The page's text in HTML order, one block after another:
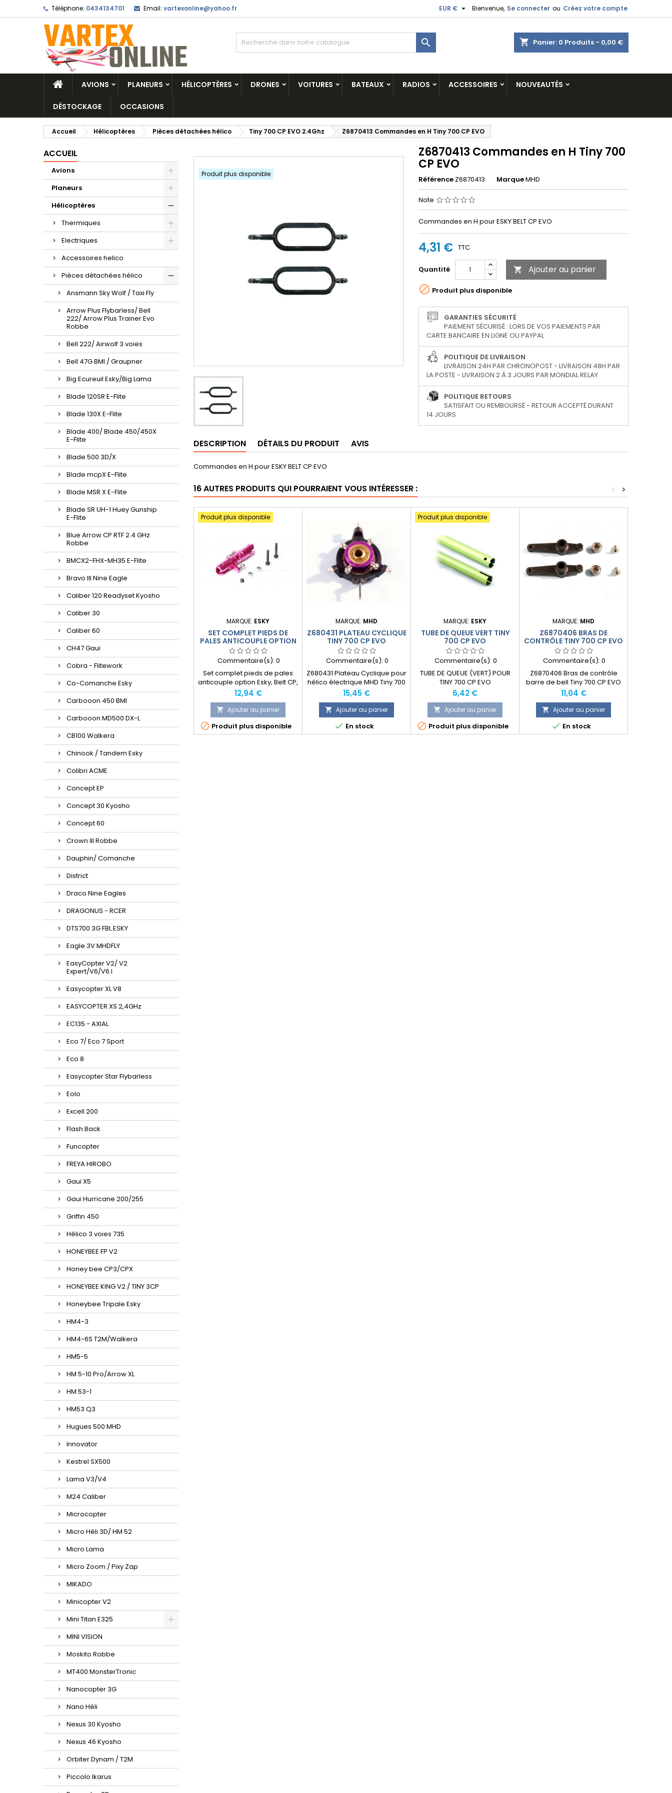
Téléphone: 0434134701 Email: vartexonline@yahoo.fr Bienvenue, Se connecter ou Créez votre compte
EUR € 
shopping_cart Panier: 0 Produits - 0,00 €

AVIONS PLANEURS HÉLICOPTÈRES DRONES VOITURES BATEAUX RADIOS ACCESSOIRES NOUVEAUTÉS
DÉSTOCKAGE OCCASIONS
Accueil Hélicoptères Pièces détachées hélico Tiny 700 CP EVO 2.4Ghz Z6870413 Commandes en H Tiny 700 CP EVO
ACCUEIL
Avions
Planeurs
Hélicoptères
Thermiques
Electriques
Accessoires helico
Pièces détachées hélico
Ansmann Sky Wolf / Taxi Fly
Arrow Plus Flybarless/ Bell
222/ Arrow Plus Trainer Evo
Robbe
Bell 222/ Airwolf 3 voies
Bell 47G BMI / Graupner
Big Ecureuil Esky/Big Lama
Blade 120SR E-Flite
Blade 130X E-Flite
Blade 400/ Blade 450/450X
E-Flite
Blade 500 3D/X
Blade mcpX E-Flite
Blade MSR X E-Flite
Blade SR UH-1 Huey Gunship
E-Flite
Blue Arrow CP RTF 2.4 GHz
Robbe
BMCX2-FHX-MH35 E-Flite
Bravo III Nine Eagle
Caliber 120 Readyset Kyosho
Caliber 30
Caliber 60
CH47 Gaui
Cobra - Flitework
Co-Comanche Esky
Carbooon 450 BMI
Carbooon MD500 DX-L
CB100 Walkera
Chinook / Tandem Esky
Colibri ACME
Concept EP
Concept 30 Kyosho
Concept 60
Crown III Robbe
Dauphin/ Comanche
District
Draco Nine Eagles
DRAGONUS - RCER
DTS700 3G FBL ESKY
Eagle 3V MHDFLY
EasyCopter V2/ V2
Expert/V6/V6 l
Easycopter XL V8
EASYCOPTER XS 2,4GHz
EC135 - AXIAL
Eco 7/ Eco 7 Sport
Eco 8
Easycopter Star Flybarless
Eolo
Excell 200
Flash Back
Funcopter
FREYA HIROBO
Gaui X5
Gaui Hurricane 200/255
Griffin 450
Hélico 3 voies 735
HONEYBEE FP V2
Honey bee CP3/CPX
HONEYBEE KING V2 / TINY 3CP
Honeybee Tripale Esky
HM4-3
HM4-6S T2M/Walkera
HM5-5
HM 5-10 Pro/Arrow XL
HM 53-1
HM53 Q3
Hugues 500 MHD
Innovator
Kestrel SX500
Lama V3/V4
M24 Caliber
Microcopter
Micro Héli 3D/ HM 52
Micro Lama
Micro Zoom / Pixy Zap
MIKADO
Minicopter V2
Mini Titan E325
MINI VISION
Moskito Robbe
MT400 MonsterTronic
Nanocopter 3G
Nano Héli
Nexus 30 Kyosho
Nexus 46 Kyosho
Orbiter Dynam / T2M
Piccolo Ikarus
Produit plus disponible
Z6870413 Commandes en H Tiny 700
CP EVO
Référence Z6870413 MarqueMHD
Note
Commandes en H pour ESKY BELT CP EVO
4,31 € TTC
Quantité  Ajouter au panier
 Produit plus disponible
GARANTIES SÉCURITÉ
PAIEMENT SÉCURISÉ : LORS DE VOS PAIEMENTS PAR
CARTE BANCAIRE EN LIGNE OU PAYPAL
POLITIQUE DE LIVRAISON
LIVRAISON 24H PAR CHRONOPOST - LIVRAISON 48H PAR
LA POSTE - LIVRAISON 2 À 3 JOURS PAR MONDIAL RELAY
POLITIQUE RETOURS
SATISFAIT OU REMBOURSÉ - RETOUR ACCEPTÉ DURANT
14 JOURS
DESCRIPTION DÉTAILS DU PRODUIT AVIS
Commandes en H pour ESKY BELT CP EVO
16 AUTRES PRODUITS QUI POURRAIENT VOUS INTÉRESSER : >
<
Produit plus disponible
MARQUE: ESKY
SET COMPLET PIEDS DE
PALES ANTICOUPLE OPTION
BELT CP
Commentaire(s): 0
Set complet pieds de pales
anticouple option Esky, Belt CP,
Tiny 700 CP, Tiny 700 Evo, Tiny 3
CP
Prix
12,94 €
 Ajouter au panier
 Produit plus disponible
MARQUE: MHD
Z680431 PLATEAU CYCLIQUE
TINY 700 CP EVO
Commentaire(s): 0
Z680431 Plateau Cyclique pour
hélico électrique MHD Tiny 700
CP EVO
Prix
15,45 €
 Ajouter au panier
 En stock
Produit plus disponible
MARQUE: ESKY
TUBE DE QUEUE VERT TINY
700 CP EVO
Commentaire(s): 0
TUBE DE QUEUE (VERT) POUR
TINY 700 CP EVO
Prix
6,42 €
 Ajouter au panier
 Produit plus disponible
MARQUE: MHD
Z6870406 BRAS DE
CONTRÔLE TINY 700 CP EVO
Commentaire(s): 0
Z6870406 Bras de contrôle
barre de bell Tiny 700 CP EVO
Prix
11,04 €
 Ajouter au panier
 En stock